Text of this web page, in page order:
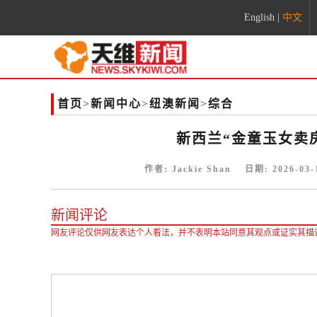
English 中文
首页>新闻中心>纽澳新闻 >综合
新西兰“金童玉女卖
作者: Jackie Shan 日期: 2026-
新闻评论
网友评论仅供网友表达个人看法，并不表明本站同意其观点或证实其描